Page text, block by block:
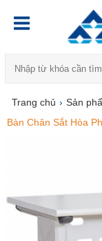
Trang chủ › Sản
Bàn Chân Sắt Hòa